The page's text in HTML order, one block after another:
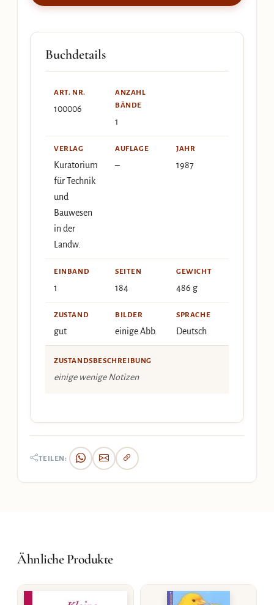
Buchdetails
ART. NR.
100006
ANZAHL
BÄNDE
1
VERLAG
Kuratorium
für Technik
und
Bauwesen
in der
Landw.
AUFLAGE
–
JAHR
1987
EINBAND
1
SEITEN
184
GEWICHT
486 g
ZUSTAND
gut
BILDER
einige Abb.
SPRACHE
Deutsch
ZUSTANDSBESCHREIBUNG
einige wenige Notizen
TEILEN:
Ähnliche Produkte